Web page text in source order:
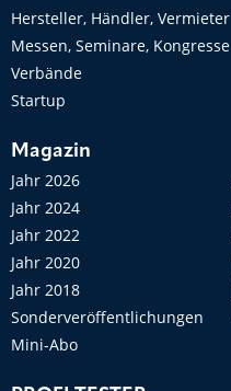
Hersteller, Händler, Vermieter
Messen, Seminare, Kongresse
Verbände
Startup
Magazin
Jahr 2026
Jahr 2024
Jahr 2022
Jahr 2020
Jahr 2018
Sonderveröffentlichungen
Mini-Abo